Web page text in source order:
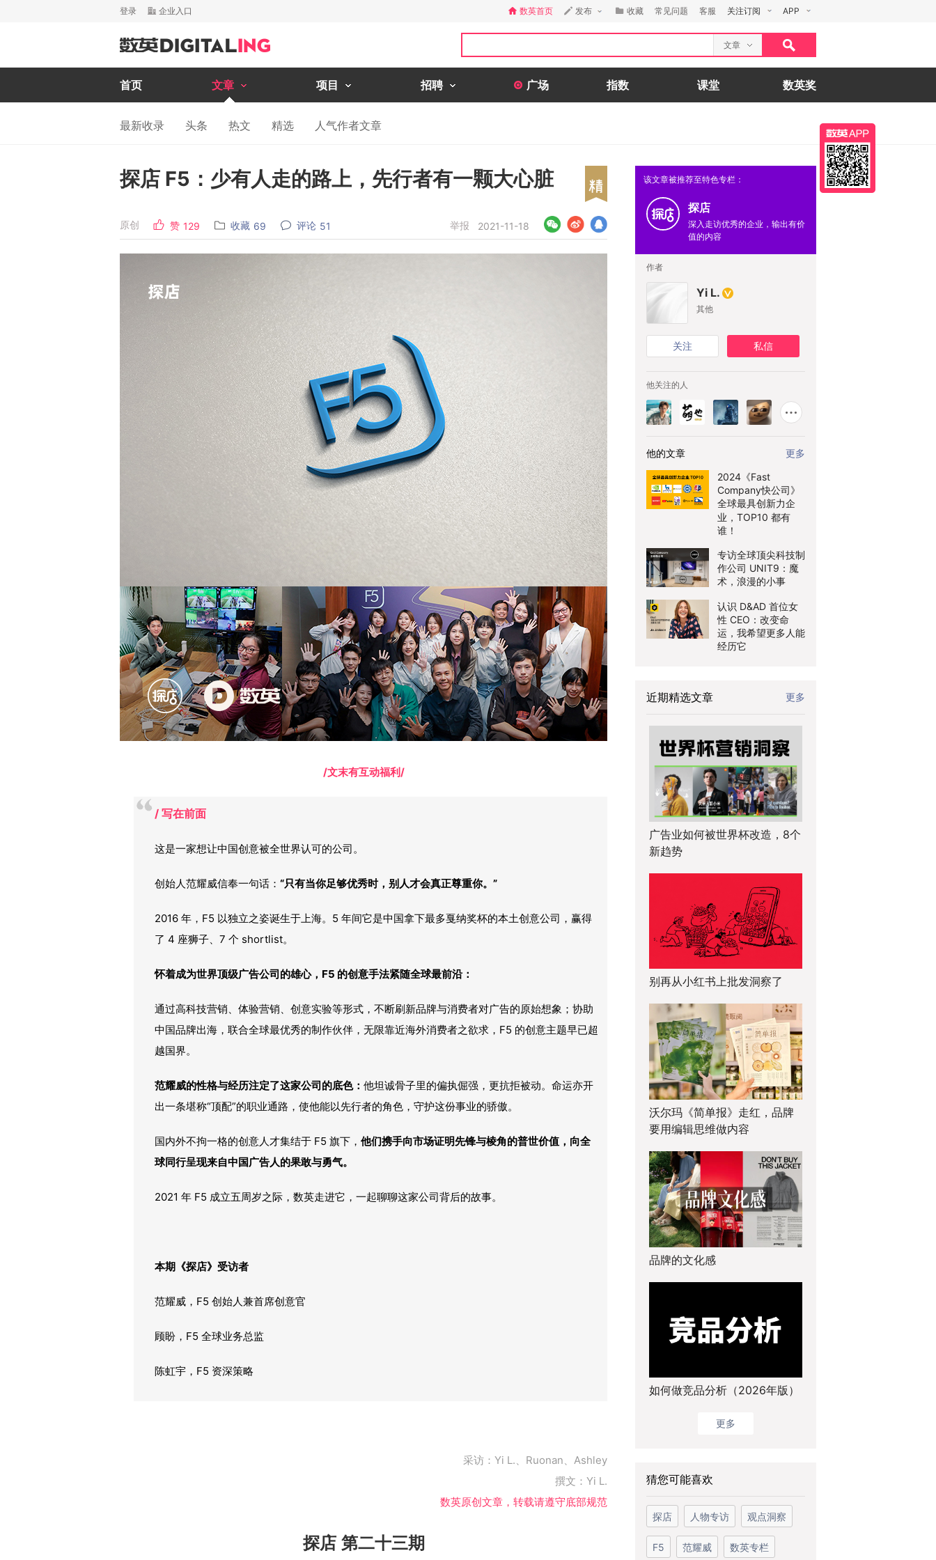
登录 企业入口 数英首页 发布 收藏 常见问题 客服 关注订阅 APP
文章
首页 文章 项目 招聘 广场 指数 课堂 数英奖
最新收录 头条 热文 精选 人气作者文章
探店 F5：少有人走的路上，先行者有一颗大心脏
原创 赞 129 收藏 69 评论 51 举报 2021-11-18
/文末有互动福利/
/ 写在前面
这是一家想让中国创意被全世界认可的公司。
创始人范耀威信奉一句话： “只有当你足够优秀时，别人才会真正尊重你。”
2016 年，F5 以独立之姿诞生于上海。5 年间它是中国拿下最多戛纳奖杯的本土创意公司，赢得
了 4 座狮子、7 个 shortlist。
怀着成为世界顶级广告公司的雄心，F5 的创意手法紧随全球最前沿：
通过高科技营销、体验营销、创意实验等形式，不断刷新品牌与消费者对广告的原始想象；协助
中国品牌出海，联合全球最优秀的制作伙伴，无限靠近海外消费者之欲求，F5 的创意主题早已超
越国界。
范耀威的性格与经历注定了这家公司的底色： 他坦诚骨子里的偏执倔强，更抗拒被动。命运亦开
出一条堪称“顶配”的职业通路，使他能以先行者的角色，守护这份事业的骄傲。
国内外不拘一格的创意人才集结于 F5 旗下， 他们携手向市场证明先锋与棱角的普世价值，向全
球同行呈现来自中国广告人的果敢与勇气。
2021 年 F5 成立五周岁之际，数英走进它，一起聊聊这家公司背后的故事。
本期《探店》受访者
范耀威，F5 创始人兼首席创意官
顾盼，F5 全球业务总监
陈虹宇，F5 资深策略
采访：Yi L.、Ruonan、Ashley
撰文：Yi L.
数英原创文章，转载请遵守底部规范
探店 第二十三期
该文章被推荐至特色专栏：
探店
深入走访优秀的企业，输出有价
值的内容
作者
Yi L.
其他
关注 私信
他关注的人
他的文章 更多
2024《Fast
Company快公司》
全球最具创新力企
业，TOP10 都有
谁！
专访全球顶尖科技制
作公司 UNIT9：魔
术，浪漫的小事
认识 D&AD 首位女
性 CEO：改变命
运，我希望更多人能
经历它
近期精选文章 更多
广告业如何被世界杯改造，8个
新趋势
别再从小红书上批发洞察了
沃尔玛《简单报》走红，品牌
要用编辑思维做内容
品牌的文化感
如何做竞品分析（2026年版）
更多
猜您可能喜欢
探店 人物专访 观点洞察
F5 范耀威 数英专栏